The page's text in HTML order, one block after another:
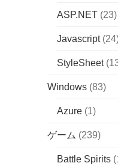
ASP.NET (23)
Javascript
StyleSheet
Windows (83)
Azure (1)
ゲーム (239)
Battle Spirits